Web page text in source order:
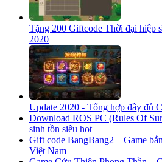
Tặng 200 Giftcode Thời đại hiệp
2020
Update 2020 - Tổng hợp đầy đủ
Download ROS PC (Rules Of
sinh tồn siêu hot
Gift code BangBang2 – Game
Việt Nam